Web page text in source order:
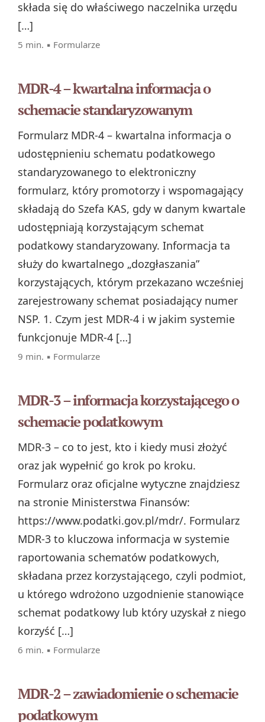
składa się do właściwego naczelnika urzędu
[…]
5 min. ▪ Formularze
MDR-4 – kwartalna informacja o
schemacie standaryzowanym
Formularz MDR‑4 – kwartalna informacja o
udostępnieniu schematu podatkowego
standaryzowanego to elektroniczny
formularz, który promotorzy i wspomagający
składają do Szefa KAS, gdy w danym kwartale
udostępniają korzystającym schemat
podatkowy standaryzowany. Informacja ta
służy do kwartalnego „dozgłaszania”
korzystających, którym przekazano wcześniej
zarejestrowany schemat posiadający numer
NSP. 1. Czym jest MDR‑4 i w jakim systemie
funkcjonuje MDR‑4 […]
9 min. ▪ Formularze
MDR-3 – informacja korzystającego o
schemacie podatkowym
MDR-3 – co to jest, kto i kiedy musi złożyć
oraz jak wypełnić go krok po kroku.
Formularz oraz oficjalne wytyczne znajdziesz
na stronie Ministerstwa Finansów:
https://www.podatki.gov.pl/mdr/. Formularz
MDR-3 to kluczowa informacja w systemie
raportowania schematów podatkowych,
składana przez korzystającego, czyli podmiot,
u którego wdrożono uzgodnienie stanowiące
schemat podatkowy lub który uzyskał z niego
korzyść […]
6 min. ▪ Formularze
MDR-2 – zawiadomienie o schemacie
podatkowym